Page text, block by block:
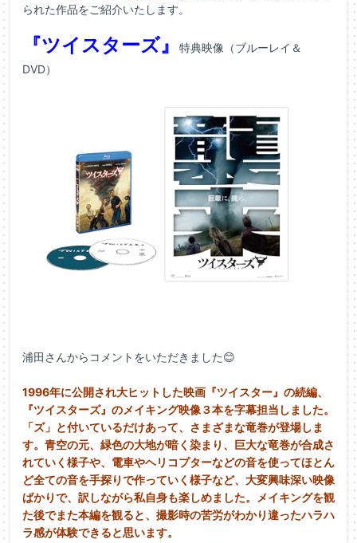
られた作品をご紹介いたします。
『ツイスターズ』
特典映像（ブルーレイ＆
DVD）
浦田さんからコメントをいただきました😊
1996年に公開され大ヒットした映画『ツイスター』 の続編、
『ツイスターズ』 のメイキング映像３本を字幕担当しました。
「ズ」 と付いているだけあって、さまざまな竜巻が登場しま
す。 青空の元、緑色の大地が暗く染まり、 巨大な竜巻が合成さ
れていく様子や、 電車やヘリコプターなどの音を使ってほとん
ど全ての音を手探りで作っていく様子など、大変興味深い映像
ばかりで、 訳しながら私自身も楽しめました。
メイキングを観
た後でまた本編を観ると、 撮影時の苦労がわかり違ったハラハ
ラ感が体験できると思います。